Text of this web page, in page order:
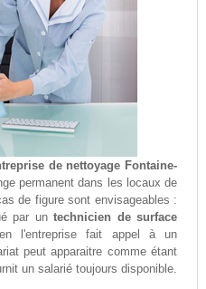
de nettoyage Fontaine-
permanent dans les locaux de
de figure sont envisageables :
par untechnicien de surface
l'entreprise fait appel à un
peut apparaitre comme étant
un salarié toujours disponible.